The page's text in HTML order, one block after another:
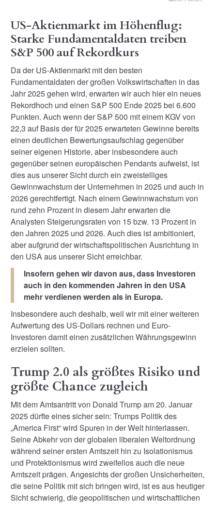
US-Aktienmarkt im Höhenflug:
Starke Fundamentaldaten treiben
S&P 500 auf Rekordkurs
Da der US-Aktienmarkt mit den besten
Fundamentaldaten der großen Volkswirtschaften in das
Jahr 2025 gehen wird, erwarten wir auch hier ein neues
Rekordhoch und einen S&P 500 Ende 2025 bei 6.600
Punkten. Auch wenn der S&P 500 mit einem KGV von
22,3 auf Basis der für 2025 erwarteten Gewinne bereits
einen deutlichen Bewertungsaufschlag gegenüber
seiner eigenen Historie, aber insbesondere auch
gegenüber seinen europäischen Pendants aufweist, ist
dies aus unserer Sicht durch ein zweistelliges
Gewinnwachstum der Unternehmen in 2025 und auch in
2026 gerechtfertigt. Nach einem Gewinnwachstum von
rund zehn Prozent in diesem Jahr erwarten die
Analysten Steigerungsraten von 15 bzw. 13 Prozent in
den Jahren 2025 und 2026. Auch dies ist ambitioniert,
aber aufgrund der wirtschaftspolitischen Ausrichtung in
den USA aus unserer Sicht erreichbar.
Insofern gehen wir davon aus, dass Investoren
auch in den kommenden Jahren in den USA
mehr verdienen werden als in Europa.
Insbesondere auch deshalb, weil wir mit einer weiteren
Aufwertung des US-Dollars rechnen und Euro-
Investoren damit einen zusätzlichen Währungsgewinn
erzielen sollten.
Trump 2.0 als größtes Risiko und
größte Chance zugleich
Mit dem Amtsantritt von Donald Trump am 20. Januar
2025 dürfte eines sicher sein: Trumps Politik des
„America First“ wird Spuren in der Welt hinterlassen.
Seine Abkehr von der globalen liberalen Weltordnung
während seiner ersten Amtszeit hin zu Isolationismus
und Protektionismus wird zweifellos auch die neue
Amtszeit prägen. Angesichts der großen Unsicherheiten,
die seine Politik mit sich bringen wird, ist es aus heutiger
Sicht schwierig, die geopolitischen und wirtschaftlichen